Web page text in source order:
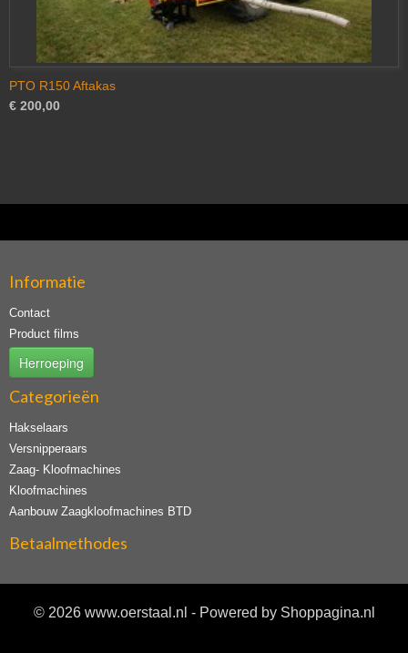
PTO R150 Aftakas
€ 200,00
Informatie
Contact
Product films
Herroeping
Categorieën
Hakselaars
Versnipperaars
Zaag- Kloofmachines
Kloofmachines
Aanbouw Zaagkloofmachines BTD
Betaalmethodes
© 2026 www.oerstaal.nl - Powered by Shoppagina.nl